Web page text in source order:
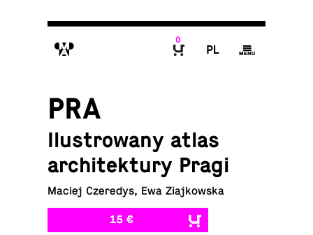
M
0
P g
PRA
Ilustrowany atlas
architektury Pragi
Maciej Czeredys, Ewa Ziajkowska
15 €